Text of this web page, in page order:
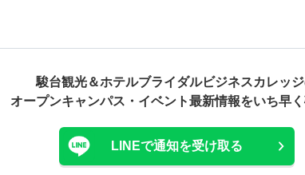
駿台観光＆ホテルブライダルビジネスカレッ
オープンキャンパス・ イベント最新情報をいち早く
LINEで通知を受け取る